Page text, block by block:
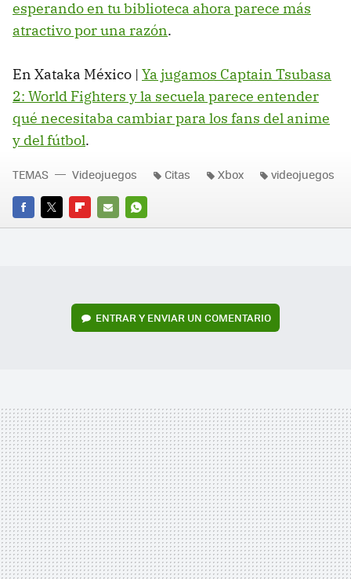
esperando en tu biblioteca ahora parece más
atractivo por una razón.
En Xataka México | Ya jugamos Captain Tsubasa
2: World Fighters y la secuela parece entender
qué necesitaba cambiar para los fans del anime
y del fútbol.
FACEBOOK
TWITTERFLIPBOARD
E-
WHATSAPP
TEMAS Videojuegos Citas Xbox videojuegos
ENTRAR Y ENVIAR UN COMENTARIO